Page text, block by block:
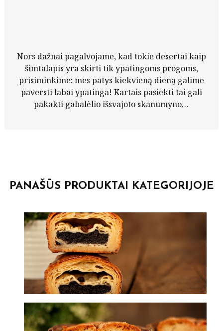
Nors dažnai pagalvojame, kad tokie desertai kaip
šimtalapis yra skirti tik ypatingoms progoms,
prisiminkime: mes patys kiekvieną dieną galime
paversti labai ypatinga! Kartais pasiekti tai gali
pakakti gabalėlio išsvajoto skanumyno…
PANAŠŪS PRODUKTAI KATEGORIJOJE